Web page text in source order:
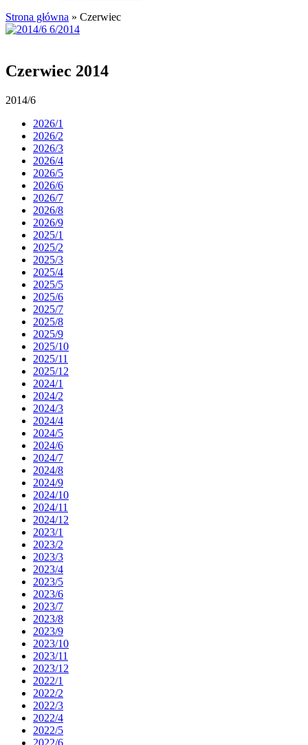
Strona główna » Czerwiec
Czerwiec 2014
2014/6
2026/1
2026/2
2026/3
2026/4
2026/5
2026/6
2026/7
2026/8
2026/9
2025/1
2025/2
2025/3
2025/4
2025/5
2025/6
2025/7
2025/8
2025/9
2025/10
2025/11
2025/12
2024/1
2024/2
2024/3
2024/4
2024/5
2024/6
2024/7
2024/8
2024/9
2024/10
2024/11
2024/12
2023/1
2023/2
2023/3
2023/4
2023/5
2023/6
2023/7
2023/8
2023/9
2023/10
2023/11
2023/12
2022/1
2022/2
2022/3
2022/4
2022/5
2022/6